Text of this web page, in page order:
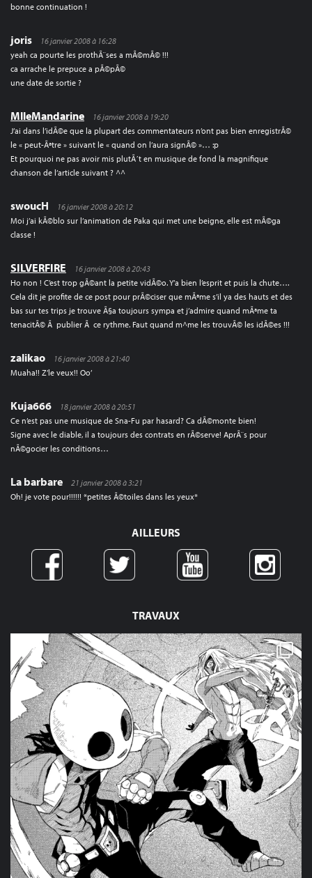
TRAVAUX
bonne continuation !
joris
16 janvier 2008 à 16:28
yeah ca pourte les prothÃ¨ses a mÃ©mÃ© !!!
ca arrache le prepuce a pÃ©pÃ©
une date de sortie ?
MlleMandarine
16 janvier 2008 à 19:20
J’ai dans l’idÃ©e que la plupart des commentateurs n’ont pas bien enregistrÃ©
le « peut-Ãªtre » suivant le « quand on l’aura signÃ© »… :p
Et pourquoi ne pas avoir mis plutÃ´t en musique de fond la magnifique
chanson de l’article suivant ? ^^
swoucH
16 janvier 2008 à 20:12
Moi j’ai kÃ©blo sur l’animation de Paka qui met une beigne, elle est mÃ©ga
classe !
SILVERFIRE
16 janvier 2008 à 20:43
Ho non ! C’est trop gÃ©ant la petite vidÃ©o. Y’a bien l’esprit et puis la chute….
Cela dit je profite de ce post pour prÃ©ciser que mÃªme s’il ya des hauts et des
bas sur tes trips je trouve Ã§a toujours sympa et j’admire quand mÃªme ta
tenacitÃ© Ã publier Ã ce rythme. Faut quand m^me les trouvÃ© les idÃ©es !!!
zalikao
16 janvier 2008 à 21:40
Muaha!! Z’le veux!! Oo’
Kuja666
18 janvier 2008 à 20:51
Ce n’est pas une musique de Sna-Fu par hasard? Ca dÃ©monte bien!
Signe avec le diable, il a toujours des contrats en rÃ©serve! AprÃ¨s pour
nÃ©gocier les conditions…
La barbare
21 janvier 2008 à 3:21
Oh! je vote pour!!!!!! *petites Ã©toiles dans les yeux*
AILLEURS